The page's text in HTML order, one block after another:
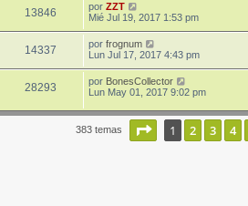
13846 por ZZT
Mié Jul 19, 2017 1:53 pm
14337 por frognum
Lun Jul 17, 2017 4:43 pm
28293 por BonesCollector
Lun May 01, 2017 9:02 pm
383 temas Página1 de
1 2 3 4